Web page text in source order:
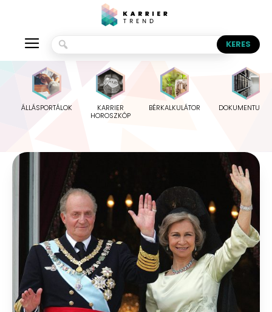
ÁLLÁSPORTÁLOK
KARRIER
HOROSZKÓP
BÉRKALKULÁTOR